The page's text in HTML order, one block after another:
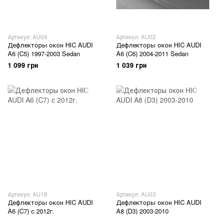
Артикул: AU04
Дефлекторы окон HIC AUDI
A6 (C5) 1997-2003 Sedan
1 099 грн
Артикул: AU02
Дефлекторы окон HIC AUDI
A6 (C6) 2004-2011 Sedan
1 039 грн
Артикул: AU18
Дефлекторы окон HIC AUDI
A6 (C7) с 2012г.
Артикул: AU03
Дефлекторы окон HIC AUDI
A8 (D3) 2003-2010